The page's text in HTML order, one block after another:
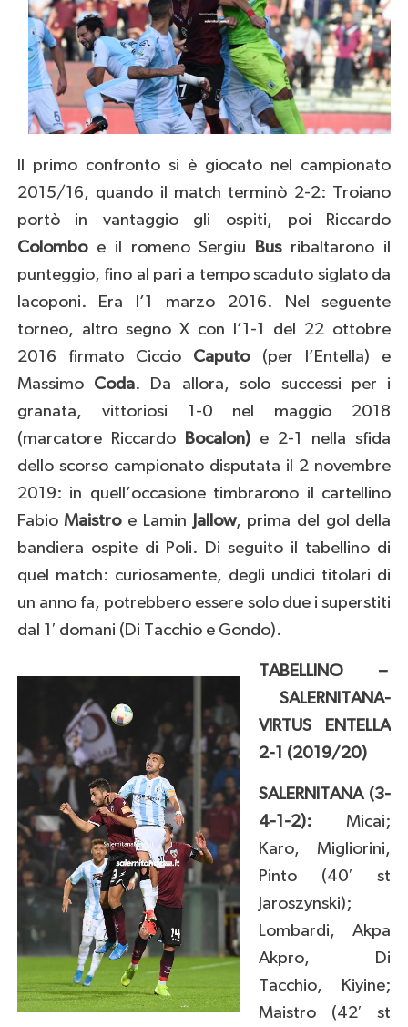
Il primo confronto si è giocato nel campionato
2015/16, quando il match terminò 2-2: Troiano
portò in vantaggio gli ospiti, poi Riccardo
Colomboe il romeno Sergiu Busribaltarono il
punteggio, fino al pari a tempo scaduto siglato da
Iacoponi. Era l’1 marzo 2016. Nel seguente
torneo, altro segno X con l’1-1 del 22 ottobre
2016 firmato Ciccio Caputo(per l’Entella) e
Massimo Coda. Da allora, solo successi per i
granata, vittoriosi 1-0 nel maggio 2018
(marcatore Riccardo
Bocalon) e 2-1 nella sfida
dello scorso campionato disputata il 2 novembre
2019: in quell’occasione timbrarono il cartellino
FabioMaistroe Lamin Jallow, prima del gol della
bandiera ospite di Poli. Di seguito il tabellino di
quel match: curiosamente, degli undici titolari di
un anno fa, potrebbero essere solo due i superstiti
dal 1′ domani (Di Tacchio e Gondo).
TABELLINO –
SALERNITANA-
VIRTUS ENTELLA
2-1 (2019/20)
SALERNITANA (3-
4-1-2):Micai;
Karo, Migliorini,
Pinto (40′ st
Jaroszynski);
Lombardi, Akpa
Akpro, Di
Tacchio, Kiyine;
Maistro (42′ st